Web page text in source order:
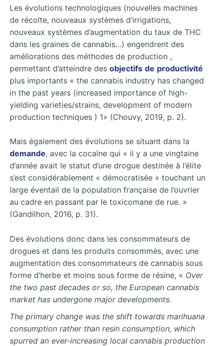
Les évolutions technologiques (nouvelles machines
de récolte, nouveaux systèmes d’irrigations,
nouveaux systèmes d’augmentation du taux de THC
dans les graines de cannabis…) engendrent des
améliorations des méthodes de production ,
permettant d’atteindre des objectifs de productivité
plus importants « the cannabis industry has changed
in the past years (increased importance of high-
yielding varieties/strains, development of modern
production techniques ) 1» (Chouvy, 2019, p. 2).
Mais également des évolutions se situant dans la
demande, avec la cocaïne qui « il y a une vingtaine
d’année avait le statut d’une drogue destinée à l’élite
s’est considérablement « démocratisée » touchant un
large éventail de la population française de l’ouvrier
au cadre en passant par le toxicomane de rue. »
(Gandilhon, 2016, p. 31).
Des évolutions donc dans les consommateurs de
drogues et dans les produits consommés, avec une
augmentation des consommateurs de cannabis sous
forme d’herbe et moins sous forme de résine, « Over
the two past decades or so, the European cannabis
market has undergone major developments.
The primary change was the shift towards marihuana
consumption rather than resin consumption, which
spurred an ever-increasing local cannabis production